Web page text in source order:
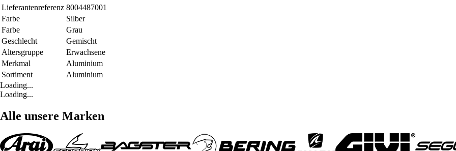
Lieferantenreferenz 8004487001
Farbe
Silber
Farbe
Grau
Geschlecht
Gemischt
Altersgruppe
Erwachsene
Merkmal
Aluminium
Sortiment
Aluminium
Loading...
Loading...
Alle unsere Marken